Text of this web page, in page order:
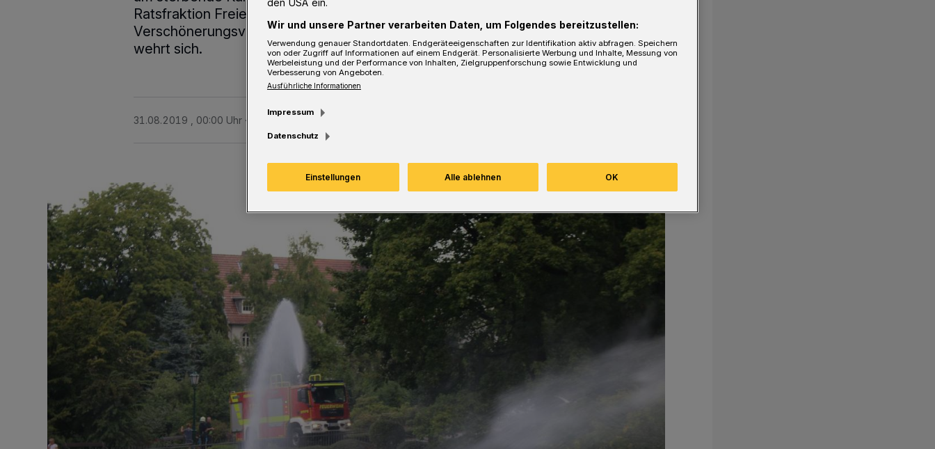
Ratsfraktion Freie Wähler/WfW kritisiert den Barmer
Verschönerungsverein (BVV), dem die Anlagen gehören. Der aber
wehrt sich.
31.08.2019 , 00:00 Uhr 3 Minuten Lesezeit
den USA ein.
Wir und unsere Partner verarbeiten Daten, um Folgendes bereitzustellen:
Verwendung genauer Standortdaten. Endgeräteeigenschaften zur Identifikation aktiv abfragen. Speichern
von oder Zugriff auf Informationen auf einem Endgerät. Personalisierte Werbung und Inhalte, Messung von
Werbeleistung und der Performance von Inhalten, Zielgruppenforschung sowie Entwicklung und
Verbesserung von Angeboten.
Ausführliche Informationen
Impressum
Datenschutz
Einstellungen Alle ablehnen OK